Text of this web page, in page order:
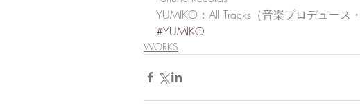
YUMIKO：All Tracks（音楽プロデュース
#YUMIKO
WORKS